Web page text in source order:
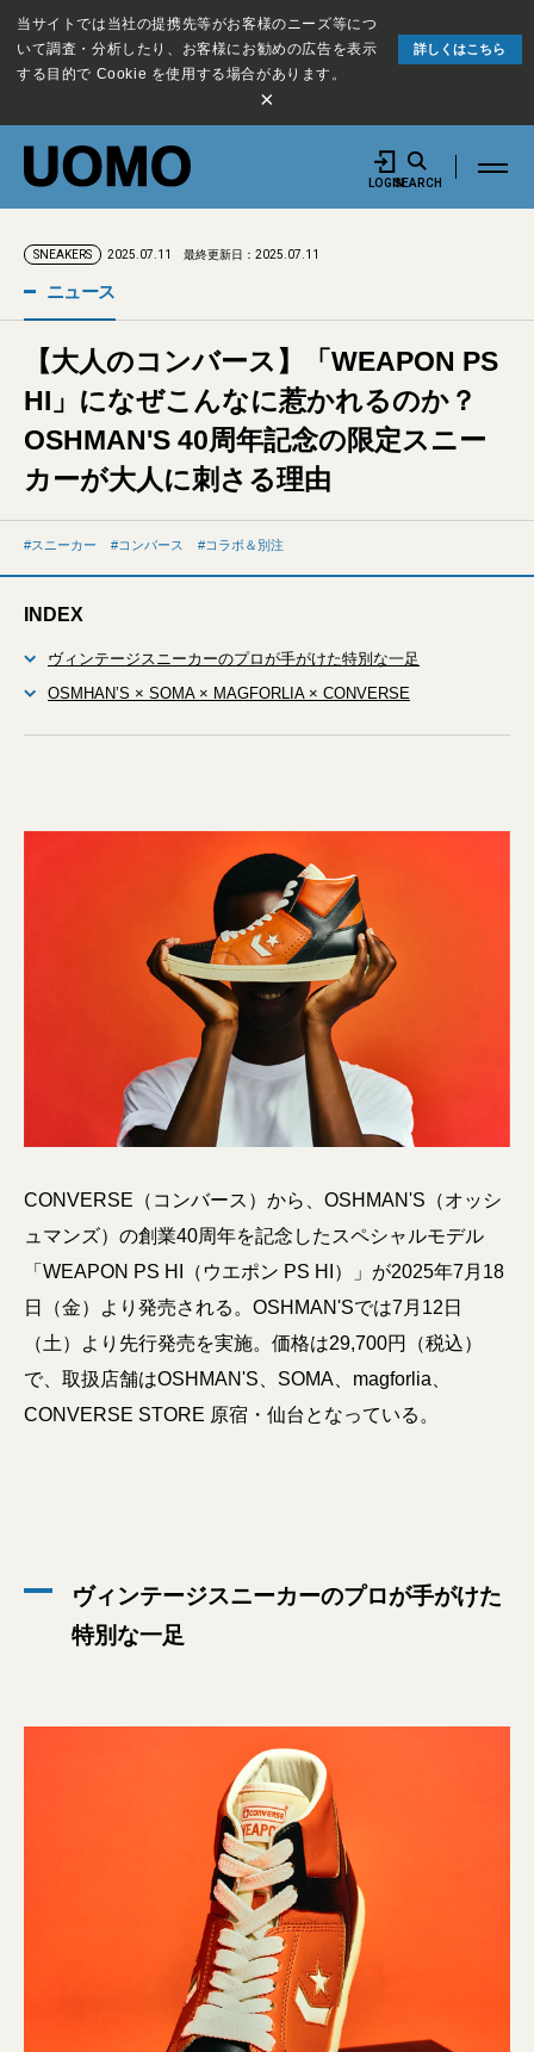
当サイトでは当社の提携先等がお客様のニーズ等につ
いて調査・分析したり、お客様にお勧めの広告を表示
する目的で Cookie を使用する場合があります。
詳しくはこちら
×
LOGINSEARCH
SNEAKERS 2025.07.11 最終更新日：2025.07.11
ニュース
【大人のコンバース】「WEAPON PS
HI」になぜこんなに惹かれるのか？
OSHMAN'S 40周年記念の限定スニー
カーが大人に刺さる理由
スニーカー コンバース コラボ＆別注
INDEX
ヴィンテージスニーカーのプロが手がけた特別な一足
OSMHAN’S × SOMA × MAGFORLIA × CONVERSE
CONVERSE（コンバース）から、OSHMAN'S（オッシ
ュマンズ）の創業40周年を記念したスペシャルモデル
「WEAPON PS HI（ウエポン PS HI）」が2025年7月18
日（金）より発売される。OSHMAN'Sでは7月12日
（土）より先行発売を実施。価格は29,700円（税込）
で、取扱店舗はOSHMAN'S、SOMA、magforlia、
CONVERSE STORE 原宿・仙台となっている。
ヴィンテージスニーカーのプロが手がけた
特別な一足